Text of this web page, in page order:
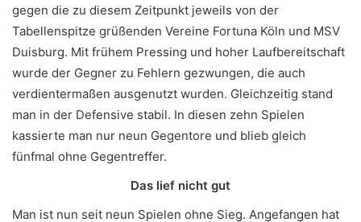
gegen die zu diesem Zeitpunkt jeweils von der
Tabellenspitze grüßenden Vereine Fortuna Köln und MSV
Duisburg. Mit frühem Pressing und hoher Laufbereitschaft
wurde der Gegner zu Fehlern gezwungen, die auch
verdientermaßen ausgenutzt wurden. Gleichzeitig stand
man in der Defensive stabil. In diesen zehn Spielen
kassierte man nur neun Gegentore und blieb gleich
fünfmal ohne Gegentreffer.
Das lief nicht gut
Man ist nun seit neun Spielen ohne Sieg. Angefangen hat